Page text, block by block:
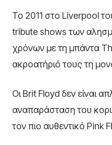
Το 2011 στο Liverpool
tribute shows των
χρόνων με τη μπάντα
ακροατήριό τους τη
Οι Brit Floyd δεν είναι
αναπαράσταση του
τον πιο αυθεντικό Pink